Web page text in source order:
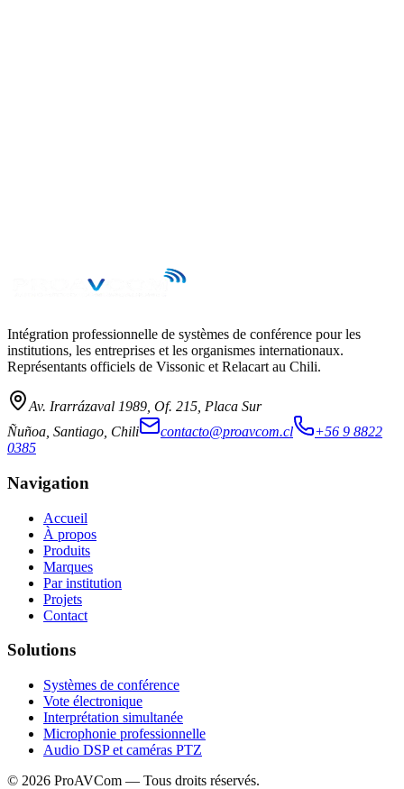
→
Intégration professionnelle de systèmes de conférence pour les
institutions, les entreprises et les organismes internationaux.
Représentants officiels de Vissonic et Relacart au Chili.
Av. Irarrázaval 1989, Of. 215, Placa Sur
Ñuñoa, Santiago, Chili
contacto@proavcom.cl
+56 9 8822
0385
Navigation
Accueil
À propos
Produits
Marques
Par institution
Projets
Contact
Solutions
Systèmes de conférence
Vote électronique
Interprétation simultanée
Microphonie professionnelle
Audio DSP et caméras PTZ
© 2026 ProAVCom — Tous droits réservés.